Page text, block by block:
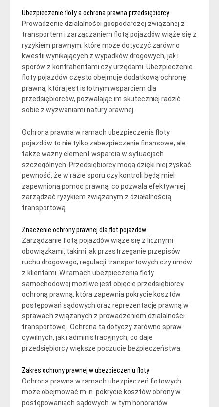
Ubezpieczenie floty a ochrona prawna przedsiębiorcy
Prowadzenie działalności gospodarczej związanej z
transportem i zarządzaniem flotą pojazdów wiąże się z
ryzykiem prawnym, które może dotyczyć zarówno
kwestii wynikających z wypadków drogowych, jak i
sporów z kontrahentami czy urzędami. Ubezpieczenie
floty pojazdów często obejmuje dodatkową ochronę
prawną, która jest istotnym wsparciem dla
przedsiębiorców, pozwalając im skuteczniej radzić
sobie z wyzwaniami natury prawnej.
Ochrona prawna w ramach ubezpieczenia floty
pojazdów to nie tylko zabezpieczenie finansowe, ale
także ważny element wsparcia w sytuacjach
szczególnych. Przedsiębiorcy mogą dzięki niej zyskać
pewność, że w razie sporu czy kontroli będą mieli
zapewnioną pomoc prawną, co pozwala efektywniej
zarządzać ryzykiem związanym z działalnością
transportową.
Znaczenie ochrony prawnej dla flot pojazdów
Zarządzanie flotą pojazdów wiąże się z licznymi
obowiązkami, takimi jak przestrzeganie przepisów
ruchu drogowego, regulacji transportowych czy umów
z klientami. W ramach ubezpieczenia floty
samochodowej możliwe jest objęcie przedsiębiorcy
ochroną prawną, która zapewnia pokrycie kosztów
postępowań sądowych oraz reprezentację prawną w
sprawach związanych z prowadzeniem działalności
transportowej. Ochrona ta dotyczy zarówno spraw
cywilnych, jak i administracyjnych, co daje
przedsiębiorcy większe poczucie bezpieczeństwa.
Zakres ochrony prawnej w ubezpieczeniu floty
Ochrona prawna w ramach ubezpieczeń flotowych
może obejmować m.in. pokrycie kosztów obrony w
postępowaniach sądowych, w tym honorariów